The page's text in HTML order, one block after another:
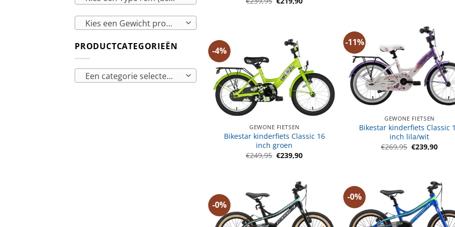
Kies een Gewicht product
PRODUCTCATEGORIEËN
Een categorie selecteren
-11%
GEWONE FIETSEN
Bikestar kinderfiets Classic
inch lila/wit
€269,95 €239,90
-4%
GEWONE FIETSEN
Bikestar kinderfiets Classic 16
inch groen
€249,95 Oorspronkelijke
€239,90Huidige
-0%
-0%